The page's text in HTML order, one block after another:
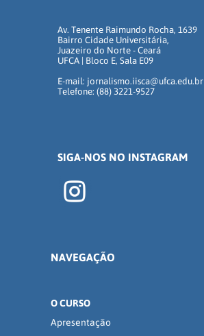
Av. Tenente Raimundo Rocha, 1639
Bairro Cidade Universitária,
Juazeiro do Norte - Ceará
UFCA | Bloco E, Sala E09
E-mail: jornalismo.iisca@ufca.edu.br
Telefone: (88) 3221-9527
SIGA-NOS NO INSTAGRAM
NAVEGAÇÃO
O CURSO
Apresentação